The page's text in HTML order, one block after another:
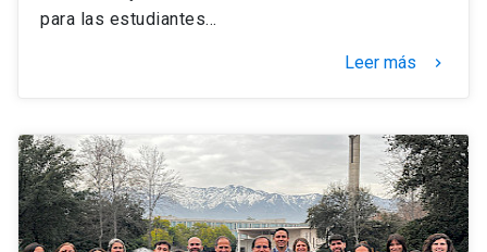
para las estudiantes…
Leer más keyboard_arrow_right